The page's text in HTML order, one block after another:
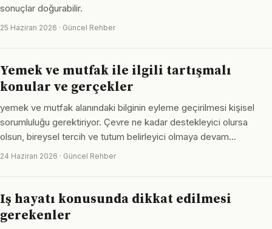
sonuçlar doğurabilir.
25 Haziran 2026 · Güncel Rehber
Yemek ve mutfak ile ilgili tartışmalı
konular ve gerçekler
yemek ve mutfak alanındaki bilginin eyleme geçirilmesi kişisel
sorumluluğu gerektiriyor. Çevre ne kadar destekleyici olursa
olsun, bireysel tercih ve tutum belirleyici olmaya devam…
24 Haziran 2026 · Güncel Rehber
Iş hayatı konusunda dikkat edilmesi
gerekenler